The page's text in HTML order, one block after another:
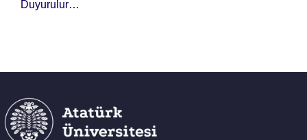
Duyurulur…